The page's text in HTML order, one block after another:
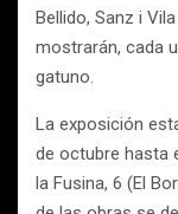
Bellido, Sanz i
mostrarán, cada
gatuno.
La exposición
de octubre hasta
la Fusina, 6 (El